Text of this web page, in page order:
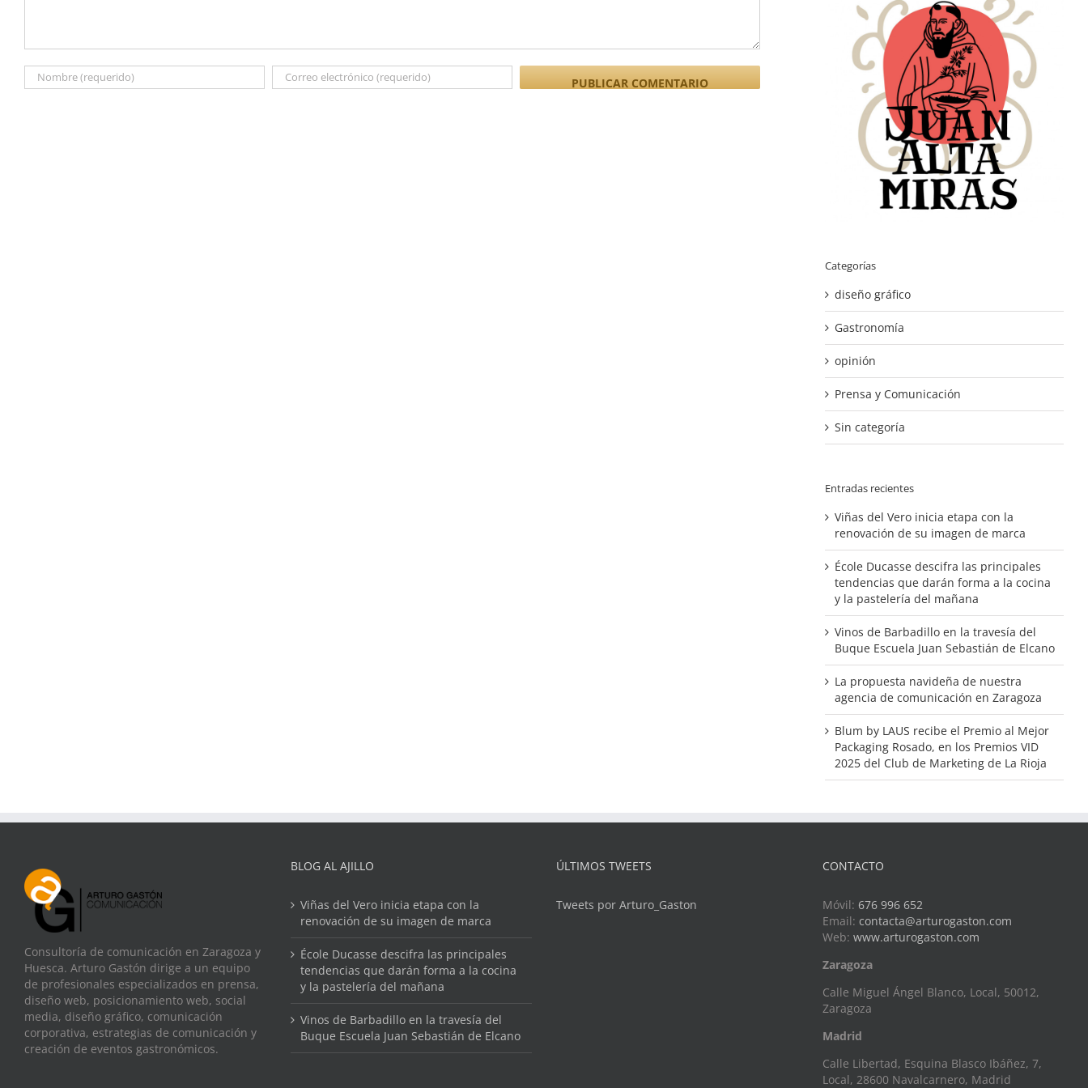
Categorías
diseño gráfico
Gastronomía
opinión
Prensa y Comunicación
Sin categoría
Entradas recientes
Viñas del Vero inicia etapa con la
renovación de su imagen de marca
École Ducasse descifra las principales
tendencias que darán forma a la cocina
y la pastelería del mañana
Vinos de Barbadillo en la travesía del
Buque Escuela Juan Sebastián de Elcano
La propuesta navideña de nuestra
agencia de comunicación en Zaragoza
Blum by LAUS recibe el Premio al Mejor
Packaging Rosado, en los Premios VID
2025 del Club de Marketing de La Rioja
Consultoría de comunicación en Zaragoza y
Huesca. Arturo Gastón dirige a un equipo
de profesionales especializados en prensa,
diseño web, posicionamiento web, social
media, diseño gráfico, comunicación
corporativa, estrategias de comunicación y
creación de eventos gastronómicos.
BLOG AL AJILLO
Viñas del Vero inicia etapa con la
renovación de su imagen de marca
École Ducasse descifra las principales
tendencias que darán forma a la cocina
y la pastelería del mañana
Vinos de Barbadillo en la travesía del
Buque Escuela Juan Sebastián de Elcano
ÚLTIMOS TWEETS
Tweets por Arturo_Gaston
CONTACTO
Móvil: 676 996 652
Email: contacta@arturogaston.com
Web: www.arturogaston.com
Zaragoza
Calle Miguel Ángel Blanco, Local, 50012,
Zaragoza
Madrid
Calle Libertad, Esquina Blasco Ibáñez, 7,
Local, 28600 Navalcarnero, Madrid